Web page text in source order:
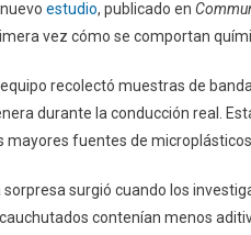
nuevo estudio, publicado en
vez cómo se comportan
equipo recolectó muestras de
durante la conducción real.
mayores fuentes de
sorpresa surgió cuando los
contenían menos